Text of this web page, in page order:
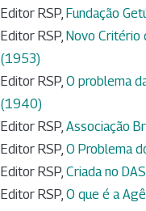
Editor RSP, Fundação
Editor RSP, Novo Critério
(1953)
Editor RSP, O problema
(1940)
Editor RSP, Associação
Editor RSP, O Problema
Editor RSP, Criada no
Editor RSP, O que é a